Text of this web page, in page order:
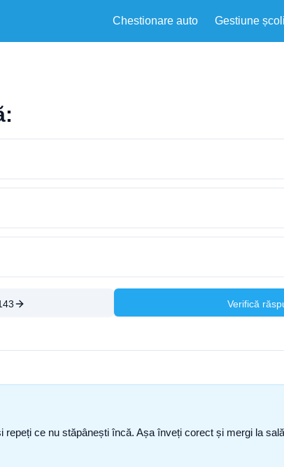
Chestionare auto Gestiune școli
Verifică
ce nu stăpânești încă. Așa înveți corect și mergi la